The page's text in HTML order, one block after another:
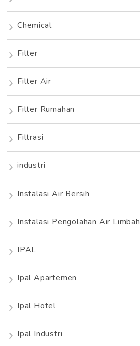
Chemical
Filter
Filter Air
Filter Rumahan
Filtrasi
industri
Instalasi Air Bersih
Instalasi Pengolahan Air Limbah
IPAL
Ipal Apartemen
Ipal Hotel
Ipal Industri